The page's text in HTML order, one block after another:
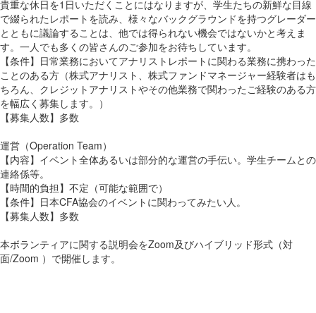
貴重な休日を1日いただくことにはなりますが、学生たちの新鮮な目線
で綴られたレポートを読み、様々なバックグラウンドを持つグレーダー
とともに議論することは、他では得られない機会ではないかと考えま
す。一人でも多くの皆さんのご参加をお待ちしています。
【条件】日常業務においてアナリストレポートに関わる業務に携わった
ことのある方（株式アナリスト、株式ファンドマネージャー経験者はも
ちろん、クレジットアナリストやその他業務で関わったご経験のある方
を幅広く募集します。）
【募集人数】多数
運営（Operation Team）
【内容】イベント全体あるいは部分的な運営の手伝い。学生チームとの
連絡係等。
【時間的負担】不定（可能な範囲で）
【条件】日本CFA協会のイベントに関わってみたい人。
【募集人数】多数
本ボランティアに関する説明会をZoom及びハイブリッド形式（対
面/Zoom ）で開催します。